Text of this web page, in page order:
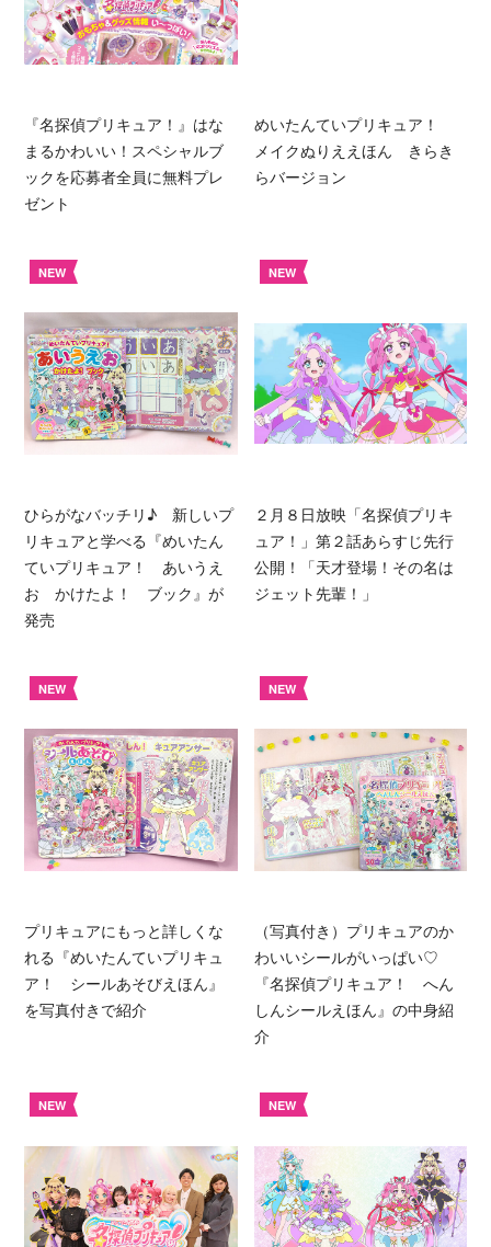
『名探偵プリキュア！』はな
まるかわいい！スペシャルブ
ックを応募者全員に無料プレ
ゼント
めいたんていプリキュア！
メイクぬりええほん きらき
らバージョン
NEW
ひらがなバッチリ♪ 新しいプ
リキュアと学べる『めいたん
ていプリキュア！ あいうえ
お かけたよ！ ブック』が
発売
NEW
２月８日放映「名探偵プリキ
ュア！」第２話あらすじ先行
公開！「天才登場！その名は
ジェット先輩！」
NEW
プリキュアにもっと詳しくな
れる『めいたんていプリキュ
ア！ シールあそびえほん』
を写真付きで紹介
NEW
（写真付き）プリキュアのか
わいいシールがいっぱい♡
『名探偵プリキュア！ へん
しんシールえほん』の中身紹
介
NEW NEW